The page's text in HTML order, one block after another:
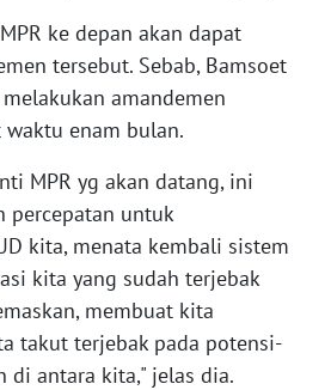
ke depan akan dapat
tersebut. Sebab, Bamsoet
amandemen
enam bulan.
MPR yg akan datang, ini
percepatan untuk
kita, menata kembali sistem
kita yang sudah terjebak
membuat kita
takut terjebak pada potensi-
di antara kita," jelas dia.